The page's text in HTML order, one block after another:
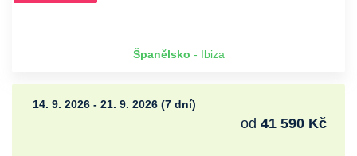
Španělsko - Ibiza
14. 9. 2026 - 21. 9. 2026 (7 dní)
od 41 590 Kč